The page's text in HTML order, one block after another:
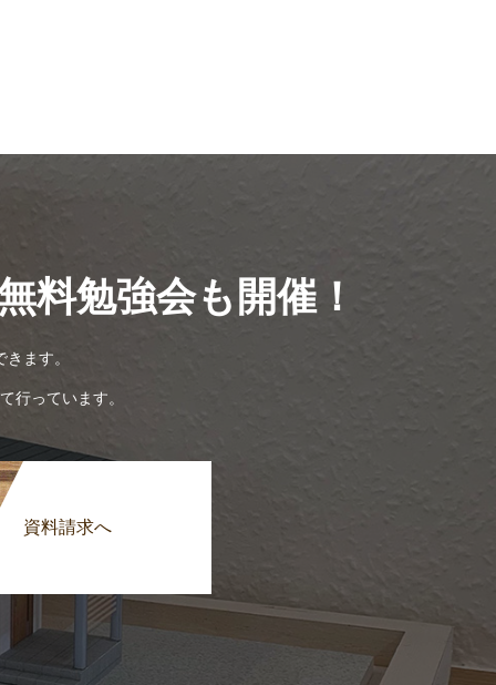
料勉強会も開催！
ます。
行っています。
資料請求へ